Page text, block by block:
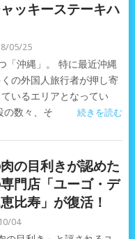
ッキーステーキハ
05/25
「沖縄」。 特に最近沖縄
の外国人旅行者が押し寄
いるエリアとなってい
の数々、そ
続きを読む
の目利きが認めた
門店「ユーゴ・デ
比寿」が復活！
04